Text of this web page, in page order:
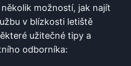
možností, jak‌ najít
v blízkosti letiště
užitečné tipy a
odborníka: